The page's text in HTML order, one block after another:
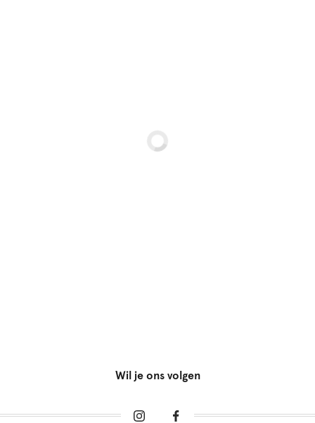
Wil je ons volgen